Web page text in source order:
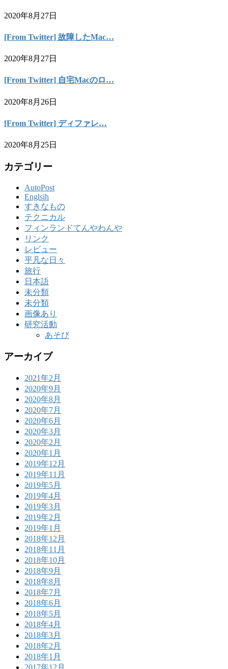
2020年8月27日
[From Twitter] 故障したMac…
2020年8月27日
[From Twitter] 自宅Macのロ…
2020年8月26日
[From Twitter] ディファレ…
2020年8月25日
カテゴリー
AutoPost
Englsih
すきなもの
テクニカル
フィンランドてんやわんや
リンク
レビュー
平凡な日々
旅行
日本語
未分類
未分類
画像あり
研究活動
あそび
アーカイブ
2021年2月
2020年9月
2020年8月
2020年7月
2020年6月
2020年3月
2020年2月
2020年1月
2019年12月
2019年11月
2019年5月
2019年4月
2019年3月
2019年2月
2019年1月
2018年12月
2018年11月
2018年10月
2018年9月
2018年8月
2018年7月
2018年6月
2018年5月
2018年4月
2018年3月
2018年2月
2018年1月